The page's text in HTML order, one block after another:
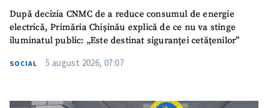
După decizia CNMC de a reduce consumul de energie
electrică, Primăria Chișinău explică de ce nu va stinge
iluminatul public: „Este destinat siguranței cetățenilor”
SOCIAL 5 august 2026, 07:07